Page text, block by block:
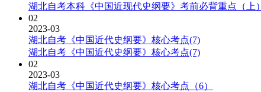
湖北自考本科《中国近现代史纲要》考前必背重点（上）
02
2023-03
湖北自考《中国近代史纲要》核心考点(7)
湖北自考《中国近代史纲要》核心考点(7)
02
2023-03
湖北自考《中国近代史纲要》核心考点（6）